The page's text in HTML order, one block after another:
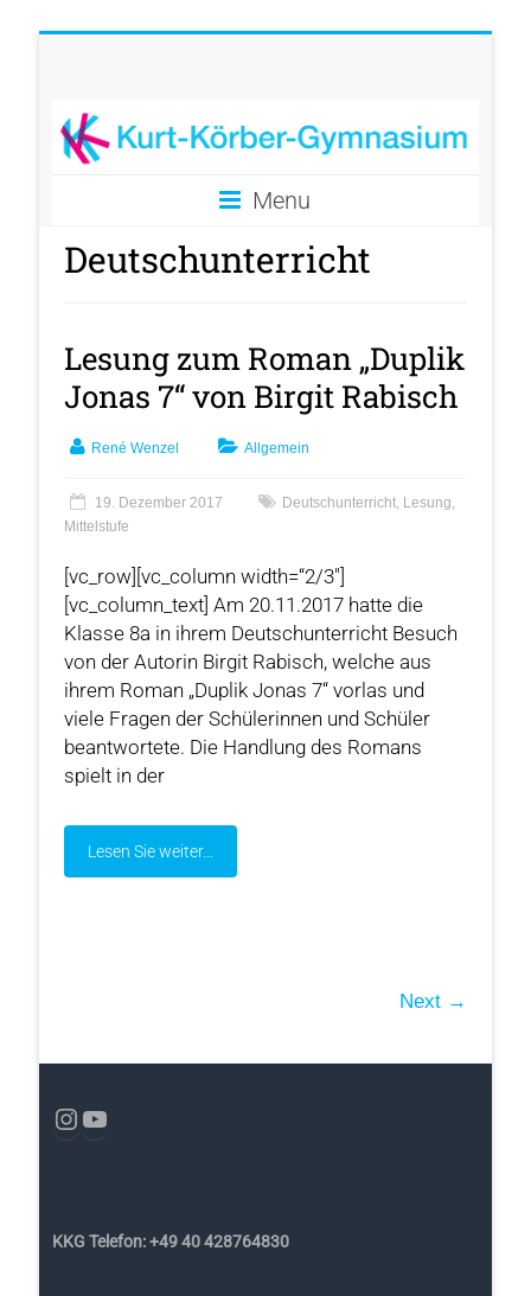
Menu
Deutschunterricht
Lesung zum Roman „Duplik
Jonas 7“ von Birgit Rabisch
René Wenzel Allgemein
19. Dezember 2017 Deutschunterricht, Lesung,
Mittelstufe
[vc_row][vc_column width=“2/3″]
[vc_column_text] Am 20.11.2017 hatte die
Klasse 8a in ihrem Deutschunterricht Besuch
von der Autorin Birgit Rabisch, welche aus
ihrem Roman „Duplik Jonas 7“ vorlas und
viele Fragen der Schülerinnen und Schüler
beantwortete. Die Handlung des Romans
spielt in der
Lesen Sie weiter…
Next →
KKG Telefon: +49 40 428764830